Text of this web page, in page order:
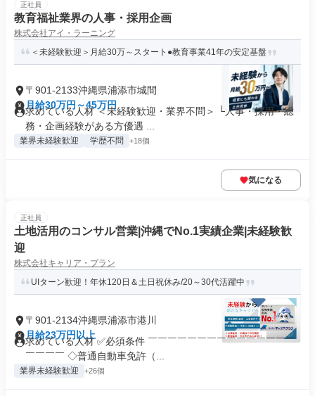
正社員
教育福祉業界の人事・採用企画
株式会社アイ・ラーニング
＜未経験歓迎＞月給30万～スタート●教育事業41年の安定基盤
〒901-2133沖縄県浦添市城間
月給30万円～45万円
求めている人材 ＜未経験歓迎・業界不問＞ └人事・採用・総
務・企画経験がある方優遇 ...
業界未経験歓迎 学歴不問 +18個
気になる
正社員
土地活用のコンサル営業|沖縄でNo.1実績企業|未経験歓
迎
株式会社キャリア・プラン
UIターン歓迎！年休120日＆土日祝休み/20～30代活躍中
〒901-2134沖縄県浦添市港川
月給23万円以上
求めている人材 ✅必須条件 ￣￣￣￣￣￣￣￣￣￣￣￣￣￣￣
￣￣￣￣ ◇普通自動車免許（...
業界未経験歓迎 +26個